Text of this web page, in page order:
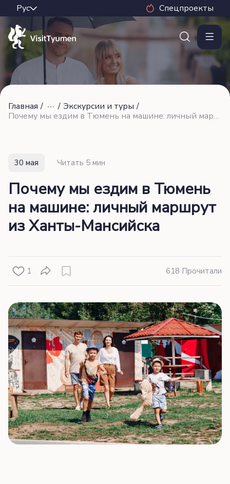
Спецпроекты
Главная / / Экскурсии и туры /
Почему мы ездим в Тюмень на машине: личный маршрут из Ханты-Мансийска
30 мая Читать 5 мин
Почему мы ездим в Тюмень
на машине: личный маршрут
из Ханты-Мансийска
1 618 Прочитали